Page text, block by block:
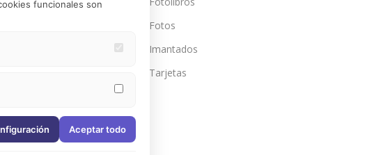
Política de pago en cuotas
Fotos
Imantados
Tarjetas
funcionales son
Aceptar todo